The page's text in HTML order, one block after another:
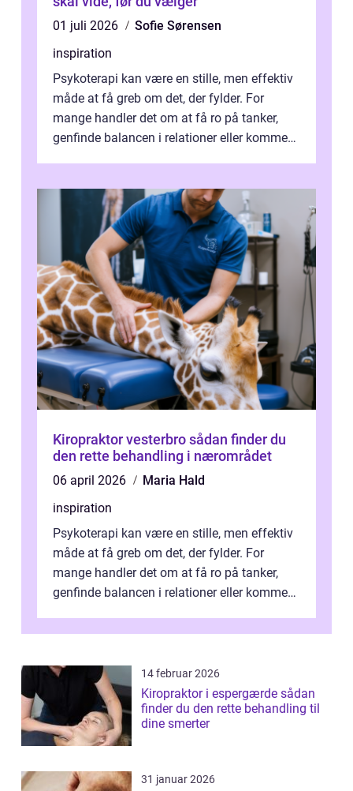
01 juli 2026
Sofie Sørensen
inspiration
Psykoterapi kan være en stille, men effektiv
måde at få greb om det, der fylder. For
mange handler det om at få ro på tanker,
genfinde balancen i relationer eller komme
Kiropraktor vesterbro sådan finder du
den rette behandling i nærområdet
06 april 2026
Maria Hald
inspiration
Psykoterapi kan være en stille, men effektiv
måde at få greb om det, der fylder. For
mange handler det om at få ro på tanker,
genfinde balancen i relationer eller komme
14 februar 2026
Kiropraktor i espergærde sådan
finder du den rette behandling til
dine smerter
31 januar 2026